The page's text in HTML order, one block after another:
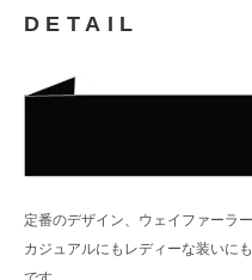
DETAIL
定番のデザイン、ウェイファーラ
カジュアルにもレディーな装いに